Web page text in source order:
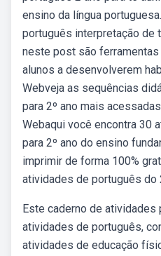
ensino da língua
português interpretação de
neste post são
alunos a desenvolverem
Webveja as sequências
para 2º ano mais
Webaqui você encontra 30
para 2º ano do ensino
imprimir de forma 100%
atividades de português do
Este caderno de atividades
atividades de português,
atividades de educação